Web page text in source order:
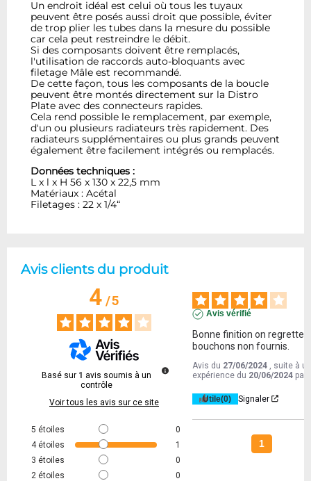
Un endroit idéal est celui où tous les tuyaux
peuvent être posés aussi droit que possible, éviter
de trop plier les tubes dans la mesure du possible
car cela peut restreindre le débit.
Si des composants doivent être remplacés,
l'utilisation de raccords auto-bloquants avec
filetage Mâle est recommandé.
De cette façon, tous les composants de la boucle
peuvent être montés directement sur la Distro
Plate avec des connecteurs rapides.
Cela rend possible le remplacement, par exemple,
d'un ou plusieurs radiateurs très rapidement. Des
radiateurs supplémentaires ou plus grands peuvent
également être facilement intégrés ou remplacés.
Données techniques :
L x l x H 56 x 130 x 22,5 mm
Matériaux : Acétal
Filetages : 22 x 1/4“
Avis clients du produit
4/5
Basé sur 1 avis soumis à un
contrôle
Voir tous les avis sur ce site
5 étoiles
0
4 étoiles
1
3 étoiles
0
2 étoiles
0
Avis vérifié
Bonne finition on regrette
bouchons non fournis.
Avis du 27/06/2024
, suite à
expérience du 20/06/2024 par
Utile(0) Signaler
1